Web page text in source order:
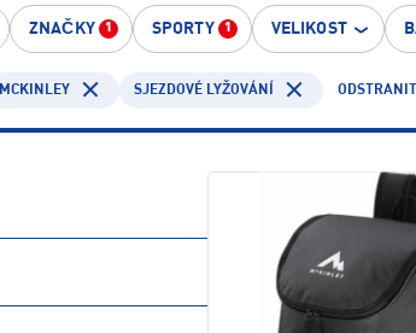
ZNAČKY 1 SPORTY 1 VELIKOST
MCKINLEY SJEZDOVÉ LYŽOVÁNÍ